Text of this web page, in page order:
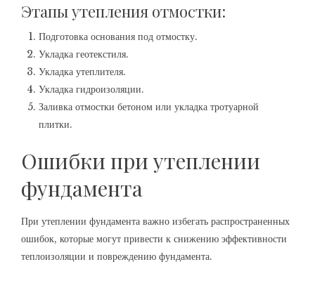
Этапы утепления отмостки:
Подготовка основания под отмостку.
Укладка геотекстиля.
Укладка утеплителя.
Укладка гидроизоляции.
Заливка отмостки бетоном или укладка тротуарной
плитки.
Ошибки при утеплении
фундамента
При утеплении фундамента важно избегать распространенных
ошибок, которые могут привести к снижению эффективности
теплоизоляции и повреждению фундамента.